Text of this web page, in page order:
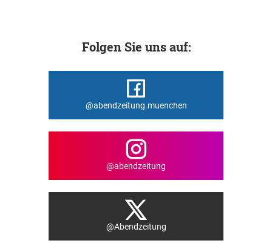
Folgen Sie uns auf:
@abendzeitung.muenchen
@abendzeitung
@Abendzeitung